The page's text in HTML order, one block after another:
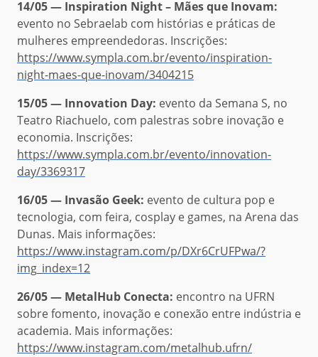
14/05 — Inspiration Night – Mães que Inovam:
evento no Sebraelab com histórias e práticas de
mulheres empreendedoras. Inscrições:
https://www.sympla.com.br/evento/inspiration-
night-maes-que-inovam/3404215
15/05 — Innovation Day: evento da Semana S, no
Teatro Riachuelo, com palestras sobre inovação e
economia. Inscrições:
https://www.sympla.com.br/evento/innovation-
day/3369317
16/05 — Invasão Geek: evento de cultura pop e
tecnologia, com feira, cosplay e games, na Arena das
Dunas. Mais informações:
https://www.instagram.com/p/DXr6CrUFPwa/?
img_index=12
26/05 — MetalHub Conecta: encontro na UFRN
sobre fomento, inovação e conexão entre indústria e
academia. Mais informações:
https://www.instagram.com/metalhub.ufrn/